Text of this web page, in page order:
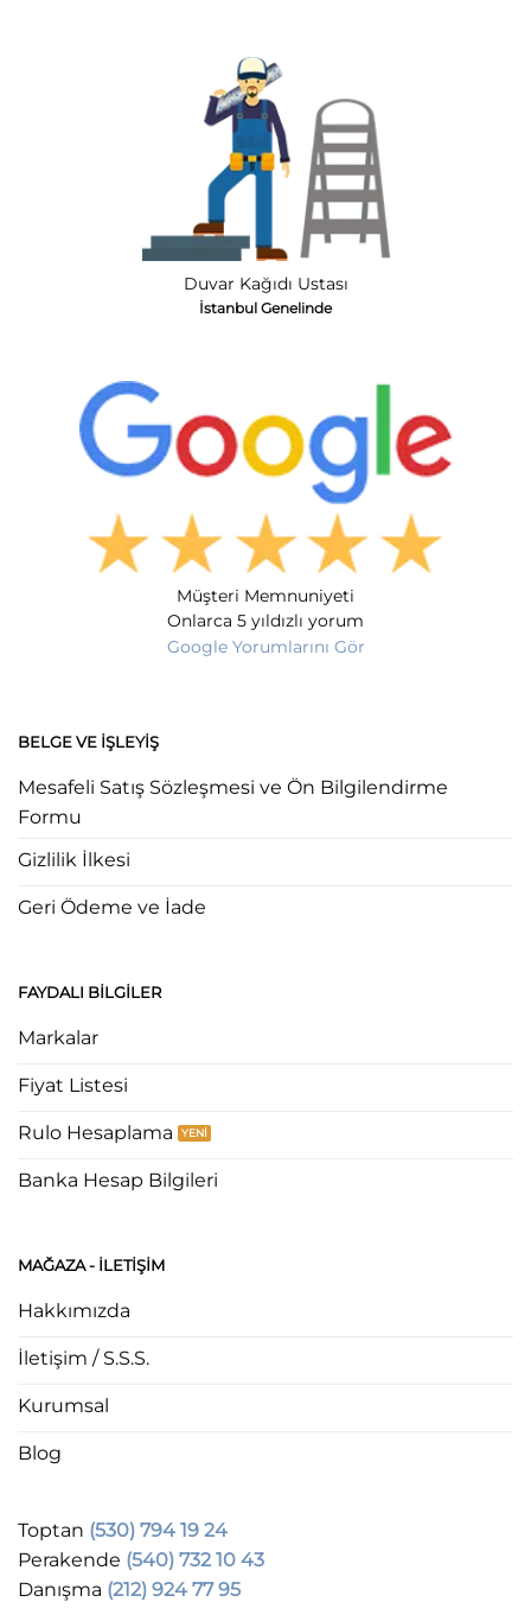
Duvar Kağıdı Ustası
İstanbul Genelinde
Müşteri Memnuniyeti
Onlarca 5 yıldızlı yorum
Google Yorumlarını Gör
BELGE VE İŞLEYIŞ
Mesafeli Satış Sözleşmesi ve Ön Bilgilendirme
Formu
Gizlilik İlkesi
Geri Ödeme ve İade
FAYDALI BILGILER
Markalar
Fiyat Listesi
Rulo Hesaplama
Banka Hesap Bilgileri
MAĞAZA - ILETIŞIM
Hakkımızda
İletişim / S.S.S.
Kurumsal
Blog
Toptan (530) 794 19 24
Perakende (540) 732 10 43
Danışma (212) 924 77 95